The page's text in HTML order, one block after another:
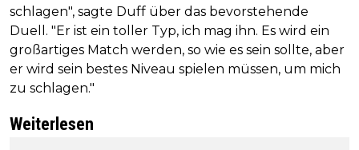
schlagen", sagte Duff über das bevorstehende
Duell. "Er ist ein toller Typ, ich mag ihn. Es wird ein
großartiges Match werden, so wie es sein sollte, aber
er wird sein bestes Niveau spielen müssen, um mich
zu schlagen."
Weiterlesen